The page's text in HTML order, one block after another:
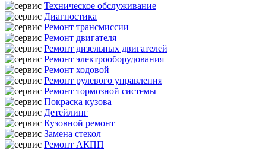
Техническое обслуживание
Диагностика
Ремонт трансмиссии
Ремонт двигателя
Ремонт дизельных двигателей
Ремонт электрооборудования
Ремонт ходовой
Ремонт рулевого управления
Ремонт тормозной системы
Покраска кузова
Детейлинг
Кузовной ремонт
Замена стекол
Ремонт АКПП